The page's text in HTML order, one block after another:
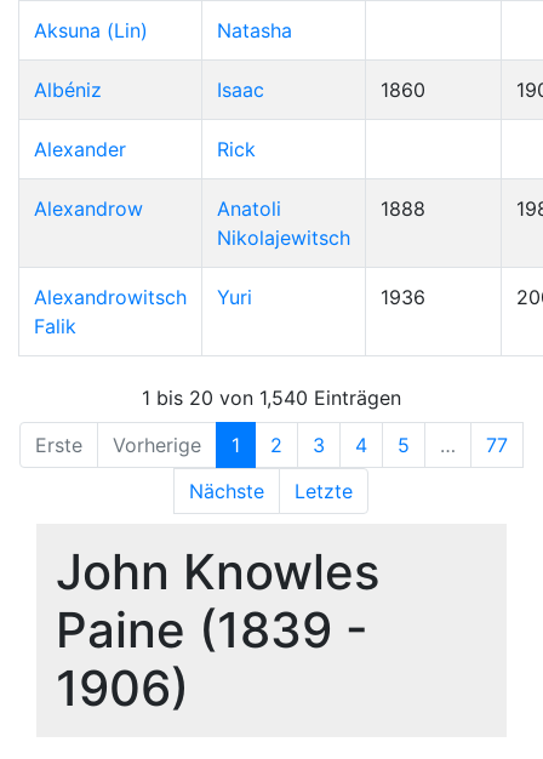
Aksuna (Lin) Natasha
Albéniz Isaac 1860
Alexander Rick
Alexandrow
Anatoli
Nikolajewitsch
1888
Alexandrowitsch
Falik
Yuri 1936
1 bis 20 von 1,540 Einträgen
Erste
Vorherige 1 2 3 4 5 …
77
Nächste
Letzte
John Knowles
Paine (1839 -
1906)